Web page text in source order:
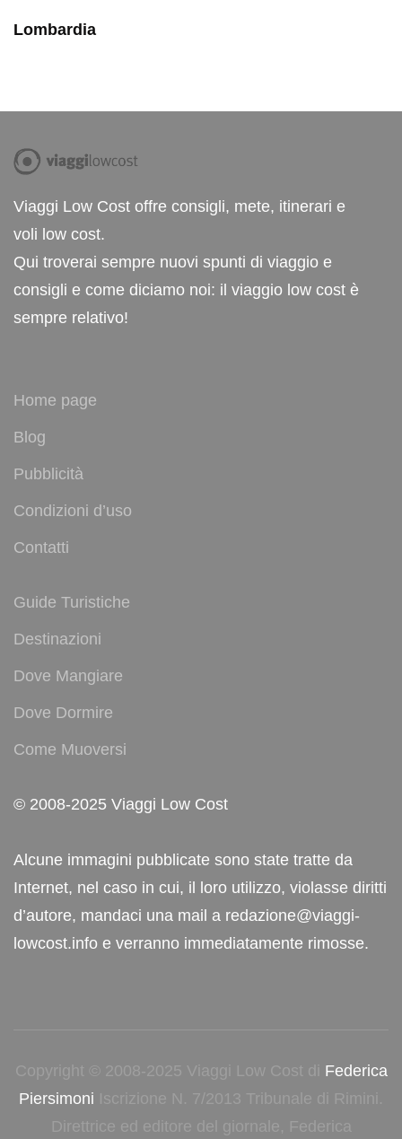
Lombardia
Viaggi Low Cost offre consigli, mete, itinerari e
voli low cost.
Qui troverai sempre nuovi spunti di viaggio e
consigli e come diciamo noi: il viaggio low cost è
sempre relativo!
Home page
Blog
Pubblicità
Condizioni d’uso
Contatti
Guide Turistiche
Destinazioni
Dove Mangiare
Dove Dormire
Come Muoversi
© 2008-2025 Viaggi Low Cost
Alcune immagini pubblicate sono state tratte da
Internet, nel caso in cui, il loro utilizzo, violasse diritti
d’autore, mandaci una mail a redazione@viaggi-
lowcost.info e verranno immediatamente rimosse.
Copyright © 2008-2025 Viaggi Low Cost di Federica
Piersimoni Iscrizione N. 7/2013 Tribunale di Rimini.
Direttrice ed editore del giornale, Federica